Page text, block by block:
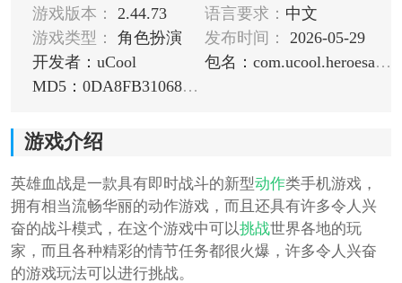
游戏版本：
2.44.73 语言要求： 中文
游戏类型：
角色扮演 发布时间：
2026-05-29
开发者：uCool
包名：com.ucool.heroesarena
MD5：0DA8FB3106854BC8E2C25E522B08ADCC
游戏介绍
英雄血战是一款具有即时战斗的新型动作类手机游戏，
拥有相当流畅华丽的动作游戏，而且还具有许多令人兴
奋的战斗模式，在这个游戏中可以挑战世界各地的玩
家，而且各种精彩的情节任务都很火爆，许多令人兴奋
的游戏玩法可以进行挑战。